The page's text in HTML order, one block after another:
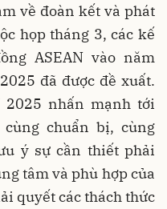
về đoàn kết và phát
họp tháng 3, các kế
ASEAN vào năm
đã được đề xuất.
2025 nhấn mạnh tới
chuẩn bị, cùng
ý sự cần thiết phải
tâm và phù hợp của
quyết các thách thức